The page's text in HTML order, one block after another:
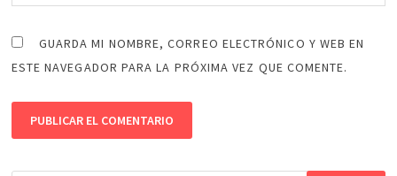
GUARDA MI NOMBRE, CORREO ELECTRÓNICO Y WEB EN
ESTE NAVEGADOR PARA LA PRÓXIMA VEZ QUE COMENTE.